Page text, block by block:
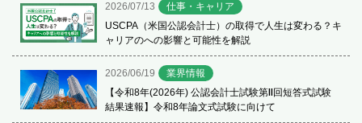
2026/07/13
仕事・キャリア
USCPA（米国公認会計士）の取得で人生は変わる？キ
ャリアのへの影響と可能性を解説
2026/06/19
業界情報
【令和8年(2026年) 公認会計士試験第Ⅱ回短答式試験
結果速報】令和8年論文式試験に向けて